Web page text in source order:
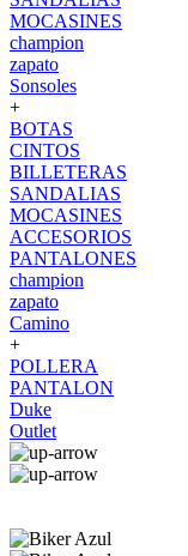
MOCASINES
champion
zapato
Sonsoles
+
BOTAS
CINTOS
BILLETERAS
SANDALIAS
MOCASINES
ACCESORIOS
PANTALONES
champion
zapato
Camino
+
POLLERA
PANTALON
Duke
Outlet